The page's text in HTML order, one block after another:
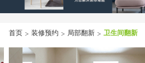
首页 > 装修预约 > 局部翻新 > 卫生间翻新